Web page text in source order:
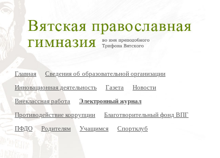
Главная
Сведения об образовательной организации
Инновационная деятельность
Газета
Новости
Внеклассная работа
Электронный журнал
Противодействие коррупции
Благотворительный фонд ВПГ
ПФДО
Родителям Учащимся Спортклуб